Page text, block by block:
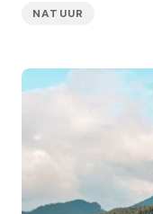
NATUUR